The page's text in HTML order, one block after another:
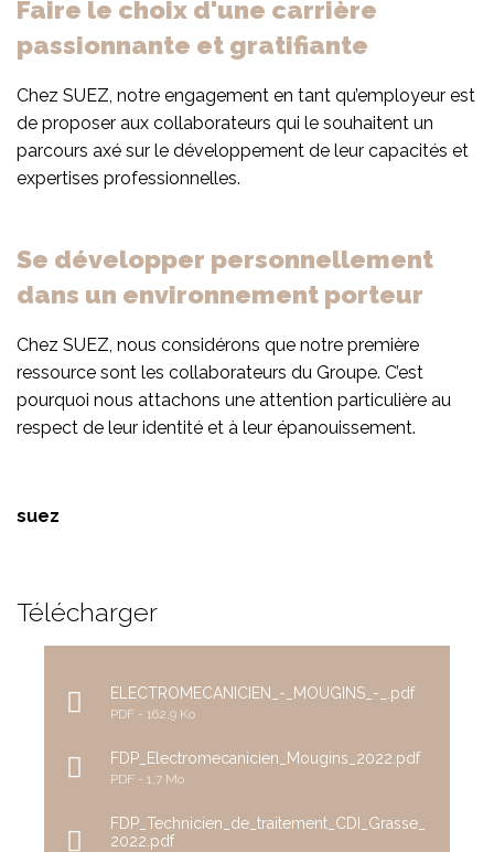
Faire le choix d'une carrière
passionnante et gratifiante
Chez SUEZ, notre engagement en tant qu’employeur est
de proposer aux collaborateurs qui le souhaitent un
parcours axé sur le développement de leur capacités et
expertises professionnelles.
Se développer personnellement
dans un environnement porteur
Chez SUEZ, nous considérons que notre première
ressource sont les collaborateurs du Groupe. C’est
pourquoi nous attachons une attention particulière au
respect de leur identité et à leur épanouissement.
suez
Télécharger
ELECTROMECANICIEN_-_MOUGINS_-_.pdf
PDF 162,9 Ko
FDP_Electromecanicien_Mougins_2022.pdf
PDF 1,7 Mo
FDP_Technicien_de_traitement_CDI_Grasse_
2022.pdf